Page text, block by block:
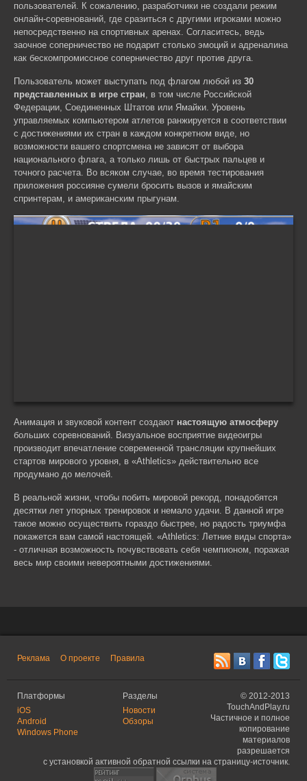
пользователей. К сожалению, разработчики не создали режим
онлайн-соревнований, где сразиться с другими игроками можно
непосредственно на спортивных аренах. Согласитесь, ведь
заочное соперничество не подарит столько эмоций и адреналина
как бескомпромиссное соперничество друг против друга.
Пользователь может выступать под флагом любой из 30
представленных в игре стран, в том числе Российской
Федерации, Соединенных Штатов или Ямайки. Уровень
управляемых компьютером атлетов ранжируется в соответствии
с достижениями их стран в каждом конкретном виде, но
возможности вашего спортсмена не зависят от выбора
национального флага, а только лишь от быстрых пальцев и
точного расчета. Во всяком случае, во время тестирования
приложения россияне сумели бросить вызов и ямайским
спринтерам, и американским прыгунам.
Анимация и звуковой контент создают настоящую атмосферу
больших соревнований. Визуальное восприятие видеоигры
производит впечатление современной трансляции крупнейших
стартов мирового уровня, в «Athletics» действительно все
продумано до мелочей.
В реальной жизни, чтобы побить мировой рекорд, понадобятся
десятки лет упорных тренировок и немало удачи. В данной игре
такое можно осуществить гораздо быстрее, но радость триумфа
покажется вам самой настоящей. «Athletics: Летние виды спорта»
- отличная возможность почувствовать себя чемпионом, поражая
весь мир своими невероятными достижениями.
Реклама О проекте Правила
Платформы
iOS
Android
Windows Phone
Разделы
Новости
Обзоры
© 2012-2013
TouchAndPlay.ru
Частичное и полное
копирование
материалов
разрешается
с установкой активной обратной ссылки на страницу-источник.